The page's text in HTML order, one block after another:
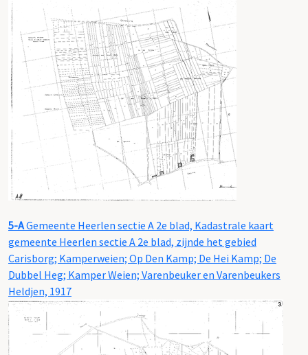
5-AGemeente Heerlen sectie A 2e blad, Kadastrale kaart
gemeente Heerlen sectie A 2e blad, zijnde het gebied
Carisborg; Kamperweien; Op Den Kamp; De Hei Kamp; De
Dubbel Heg; Kamper Weien; Varenbeuker en Varenbeukers
Heldjen, 1917